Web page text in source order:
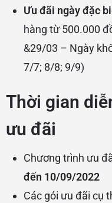
Ưu đãi ngày đặc
hàng từ 500.000
&29/03 – Ngày
7/7; 8/8; 9/9)
Thời gian
ưu đãi
Chương trình ưu
đến 10/09/2022
Các gói ưu đãi cụ